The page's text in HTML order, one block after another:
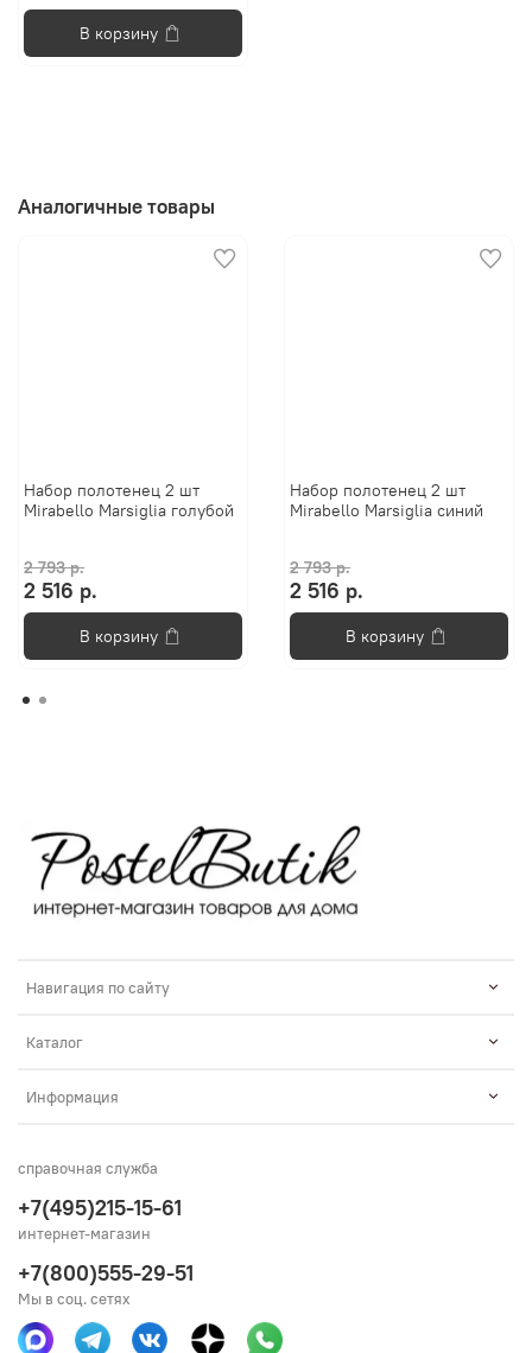
В корзину
Аналогичные товары
Набор полотенец 2 шт
Mirabello Marsiglia голубой
2 793 р.
2 516 р.
В корзину
Набор полотенец 2 шт
Mirabello Marsiglia синий
2 793 р.
2 516 р.
В корзину
Навигация по сайту
Каталог
Информация
справочная служба
+7(495)215-15-61
интернет-магазин
+7(800)555-29-51
Мы в соц. сетях